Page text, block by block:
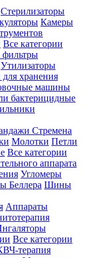
Стерилизаторы
Камеры
Все категории
фильтры
Утилизаторы
хранения
машины
бактерицидные
Стремена
Молотки Петли
Все категории
аппарата
Угломеры
Беллера Шины
Аппараты
Все категории
терапия